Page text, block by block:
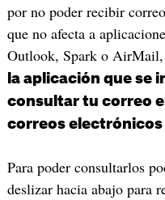
por no poder recibir
que no afecta a
Outlook, Spark o AirMail,
la aplicación que se
consultar tu correo
correos electrónicos
Para poder consultarlos
deslizar hacia abajo para